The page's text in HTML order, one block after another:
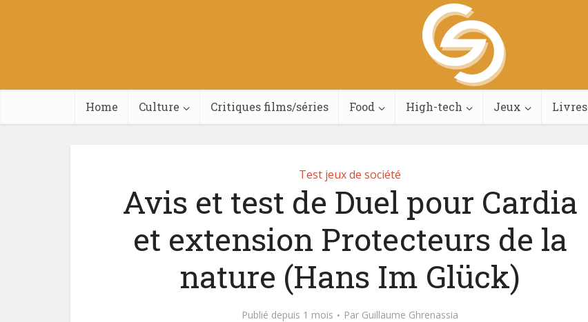
Home Culture Critiques films/séries Food High-tech Jeux Livres
Test jeux de société
Avis et test de Duel pour Cardia
et extension Protecteurs de la
nature (Hans Im Glück)
Publié depuis 1 mois Par Guillaume Ghrenassia